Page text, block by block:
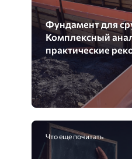
Фундамент для
Комплексный
практические
Что еще почитать